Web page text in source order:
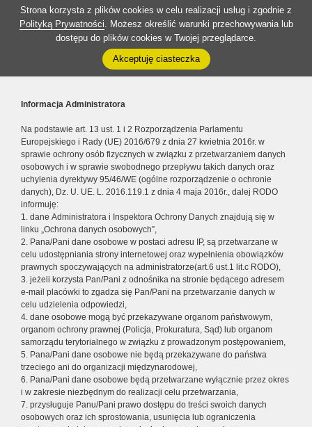
Strona korzysta z plików cookies w celu realizacji usług i zgodnie z
Polityką Prywatności. Możesz określić warunki przechowywania lub
dostępu do plików cookies w Twojej przeglądarce.
Akceptuję ciasteczka
Informacja Administratora
Na podstawie art. 13 ust. 1 i 2 Rozporządzenia Parlamentu
Europejskiego i Rady (UE) 2016/679 z dnia 27 kwietnia 2016r. w
sprawie ochrony osób fizycznych w związku z przetwarzaniem danych
osobowych i w sprawie swobodnego przepływu takich danych oraz
uchylenia dyrektywy 95/46/WE (ogólne rozporządzenie o ochronie
danych), Dz. U. UE. L. 2016.119.1 z dnia 4 maja 2016r., dalej RODO
informuję:
1. dane Administratora i Inspektora Ochrony Danych znajdują się w
linku „Ochrona danych osobowych”,
2. Pana/Pani dane osobowe w postaci adresu IP, są przetwarzane w
celu udostępniania strony internetowej oraz wypełnienia obowiązków
prawnych spoczywających na administratorze(art.6 ust.1 lit.c RODO),
3. jeżeli korzysta Pan/Pani z odnośnika na stronie będącego adresem
e-mail placówki to zgadza się Pan/Pani na przetwarzanie danych w
celu udzielenia odpowiedzi,
4. dane osobowe mogą być przekazywane organom państwowym,
organom ochrony prawnej (Policja, Prokuratura, Sąd) lub organom
samorządu terytorialnego w związku z prowadzonym postępowaniem,
5. Pana/Pani dane osobowe nie będą przekazywane do państwa
trzeciego ani do organizacji międzynarodowej,
6. Pana/Pani dane osobowe będą przetwarzane wyłącznie przez okres
i w zakresie niezbędnym do realizacji celu przetwarzania,
7. przysługuje Panu/Pani prawo dostępu do treści swoich danych
osobowych oraz ich sprostowania, usunięcia lub ograniczenia